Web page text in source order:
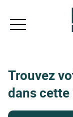
Trouvez
dans